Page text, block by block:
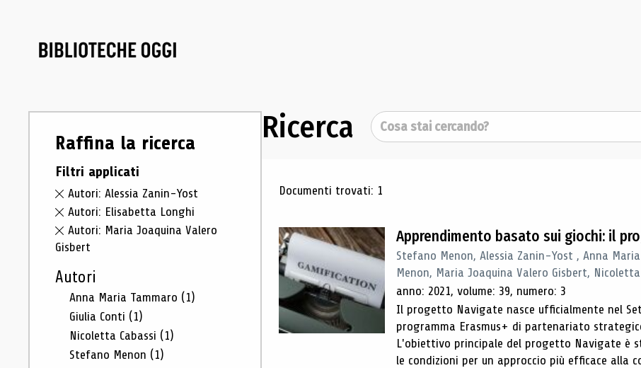
Raffina la ricerca
Filtri applicati
Autori: Alessia Zanin-Yost
Autori: Elisabetta Longhi
Autori: Maria Joaquina Valero
Gisbert
Autori
Anna Maria Tammaro (1)
Giulia Conti (1)
Nicoletta Cabassi (1)
Stefano Menon (1)
Ricerca Cerca
Risultati di ricerca
Documenti trovati: 1
Apprendimento basato sui giochi: il
Stefano Menon, Alessia Zanin-Yost , Anna
Menon, Maria Joaquina Valero Gisbert,
anno: 2021, volume: 39, numero: 3
Il progetto Navigate nasce ufficialmente nel
programma Erasmus+ di partenariato
L'obiettivo principale del progetto Navigate è
le condizioni per un approccio più efficace alla